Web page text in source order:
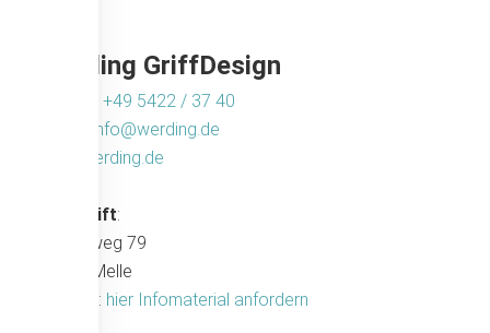
Werding GriffDesign
+49 5422 / 37 40
info@werding.de
werding.de
Anschrift:
Maschweg 79
49324 Melle
Anfrage: hier Infomaterial anfordern